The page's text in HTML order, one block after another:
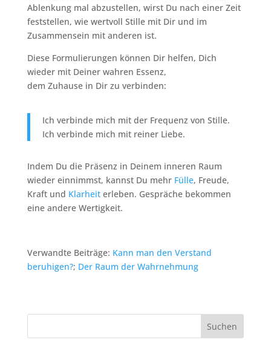
Ablenkung mal abzustellen, wirst Du nach einer Zeit
feststellen, wie wertvoll Stille mit Dir und im
Zusammensein mit anderen ist.
Diese Formulierungen können Dir helfen, Dich
wieder mit Deiner wahren Essenz,
dem Zuhause in Dir zu verbinden:
Ich verbinde mich mit der Frequenz von Stille.
Ich verbinde mich mit reiner Liebe.
Indem Du die Präsenz in Deinem inneren Raum
wieder einnimmst, kannst Du mehr Fülle, Freude,
Kraft und Klarheiterleben. Gespräche bekommen
eine andere Wertigkeit.
Verwandte Beiträge: Kann man den Verstand
beruhigen?; Der Raum der Wahrnehmung